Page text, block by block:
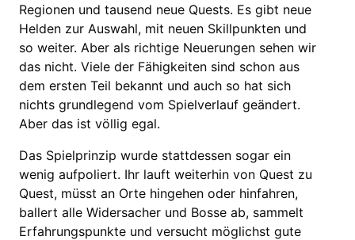
Regionen und tausend neue Quests. Es gibt neue
Helden zur Auswahl, mit neuen Skillpunkten und
so weiter. Aber als richtige Neuerungen sehen wir
das nicht. Viele der Fähigkeiten sind schon aus
dem ersten Teil bekannt und auch so hat sich
nichts grundlegend vom Spielverlauf geändert.
Aber das ist völlig egal.
Das Spielprinzip wurde stattdessen sogar ein
wenig aufpoliert. Ihr lauft weiterhin von Quest zu
Quest, müsst an Orte hingehen oder hinfahren,
ballert alle Widersacher und Bosse ab, sammelt
Erfahrungspunkte und versucht möglichst gute